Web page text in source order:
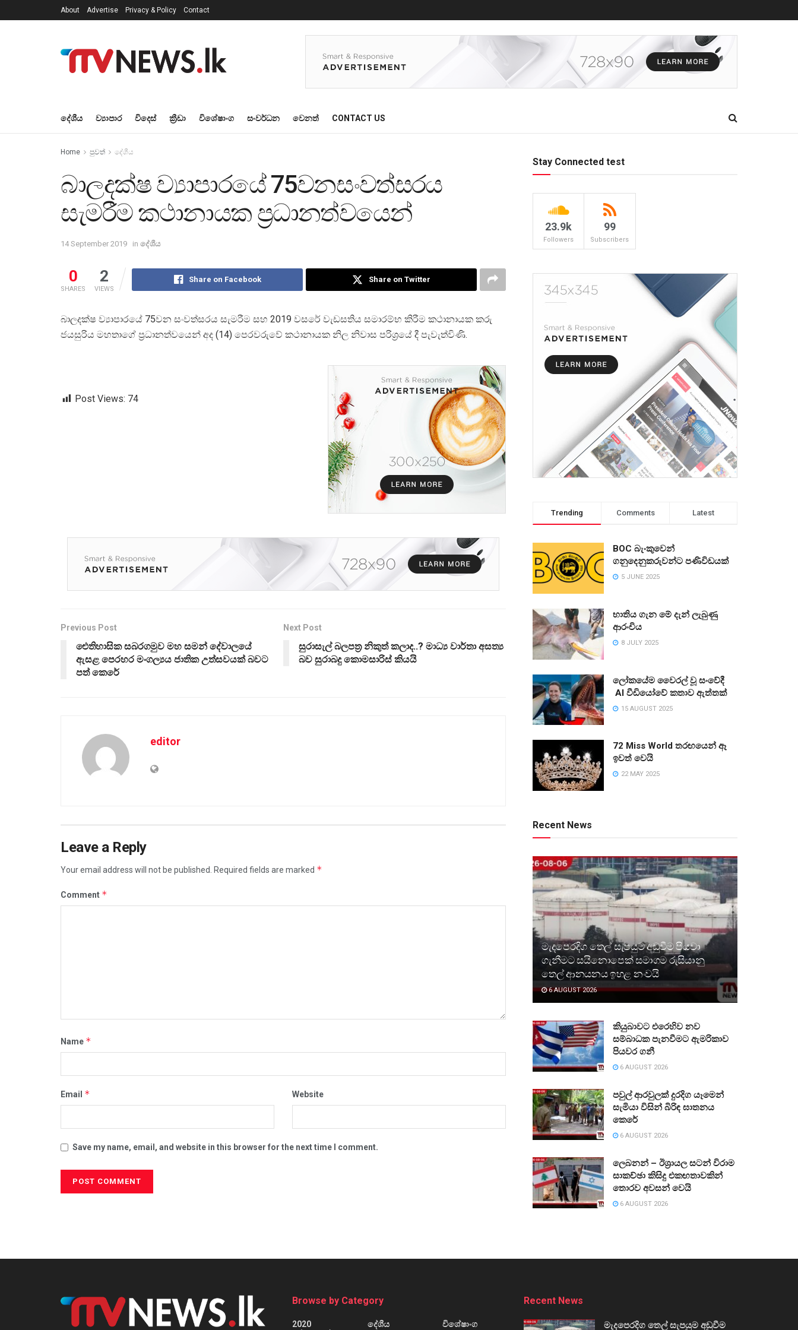
About Advertise Privacy & Policy Contact
දේශීය ව්‍යාපාර විදෙස් ක්‍රීඩා විශේෂාංග සංවර්ධන වෙනත් CONTACT US
Home පුවත් දේශීය
බාලදක්ෂ ව්‍යාපාරයේ 75වනසංවත්සරය
සැමරීම කථානායක ප්‍රධානත්වයෙන්
14 September 2019 in දේශීය
0
SHARES
2
VIEWS
Share on Facebook Share on Twitter
බාලදක්ෂ ව්‍යාපාරයේ 75වන සංවත්සරය සැමරීම සහ 2019 වසරේ වැඩසතිය සමාරම්භ කිරීම කථානායක කරු
ජයසුරිය මහතාගේ ප්‍රධානත්වයෙන් අද (14) පෙරවරුවේ කථානායක නිල නිවාස පරිශ්‍රයේ දී පැවැත්විණි.
Post Views: 74
Previous Post
ඓතිහාසික සබරගමුව මහ සමන් දේවාලයේ
ඇසළ පෙරහර මංගල්‍යය ජාතික උත්සවයක් බවට
පත් කෙරේ
Next Post
සුරාසැල් බලපත්‍ර නිකුත් කලාද..? මාධ්‍ය වාර්තා අසත්‍ය
බව සුරාබදු කොමසාරිස් කියයි
editor
Leave a Reply
Your email address will not be published. Required fields are marked *
Comment *
Name *
Email * Website
Save my name, email, and website in this browser for the next time I comment.
Stay Connected test
23.9k
Followers
99
Subscribers
Trending Comments Latest
BOC බැංකුවෙන්
ගනුදෙනුකරුවන්ට පණිවිඩයක්
5 JUNE 2025
භාතිය ගැන මේ දැන් ලැබුණු
ආරංචිය
8 JULY 2025
ලෝකයේම වෛරල් වූ සංවේදී
AI වීඩියෝවේ කතාව ඇත්තක්
15 AUGUST 2025
72 Miss World තරඟයෙන් ඈ
ඉවත් වෙයි
22 MAY 2025
Recent News
මැදපෙරදිග තෙල් සැපයුම අඩුවීම පියවා
ගැනීමට සයිනොපෙක් සමාගම රුසියානු
තෙල් ආනයනය ඉහළ නංවයි
6 AUGUST 2026
කියුබාවට එරෙහිව නව
සම්බාධක පැනවීමට ඇමරිකාව
පියවර ගනී
6 AUGUST 2026
පවුල් ආරවුලක් දුරදිග යෑමෙන්
සැමියා විසින් බිරිඳ ඝාතනය
කෙරේ
6 AUGUST 2026
ලෙබනන් – ඊශ්‍රායල සටන් විරාම
සාකච්ඡා කිසිදු එකඟතාවකින්
තොරව අවසන් වෙයි
6 AUGUST 2026
Browse by Category
2020
දේශීය විශේෂාංග
Recent News
මැදපෙරදිග තෙල් සැපයුම අඩුවීම